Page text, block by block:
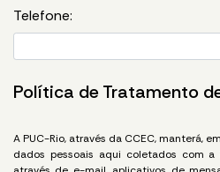
Telefone:
Política de Tratamento
A PUC-Rio, através da CCEC, manterá,
dados pessoais aqui coletados com